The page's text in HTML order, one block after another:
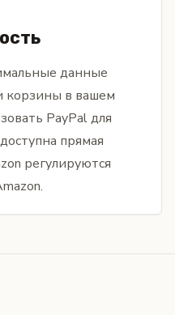
данные
корзины в вашем
PayPal для
прямая
регулируются